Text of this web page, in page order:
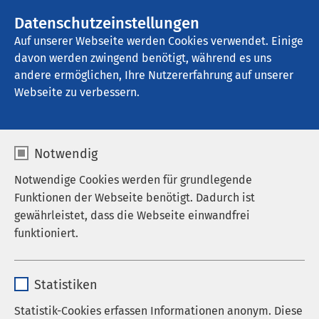
Datenschutzeinstellungen
Auf unserer Webseite werden Cookies verwendet. Einige
davon werden zwingend benötigt, während es uns
andere ermöglichen, Ihre Nutzererfahrung auf unserer
Webseite zu verbessern.
Notwendig
Notwendige Cookies werden für grundlegende
Funktionen der Webseite benötigt. Dadurch ist
gewährleistet, dass die Webseite einwandfrei
funktioniert.
Anbieter sgalinski
Statistiken
Statistik-Cookies erfassen Informationen anonym. Diese
AMEOS Klinikum Schönebeck